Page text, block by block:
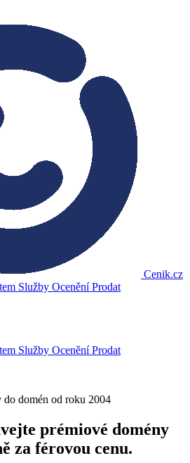
Cenik.cz
Služby OceněníProdat
Služby OceněníProdat
domén od roku 2004
prémiové domény
za férovou cenu.